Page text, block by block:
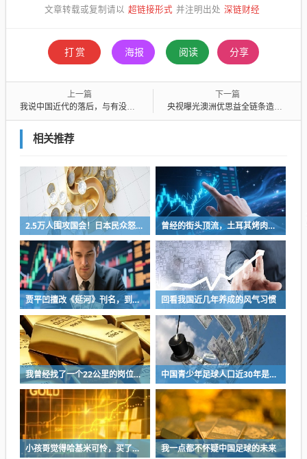
文章转载或复制请以 超链接形式 并注明出处 深链财经
打赏 海报 阅读 分享
上一篇
我说中国近代的落后，与有没有科学无关
下一篇
央视曝光澳洲优思益全链条造假系假洋牌 ……
相关推荐
2.5万人围攻国会！日本民众怒了：让她下台！ 曾经的街头顶流，土耳其烤肉为什么消失了？
贾平凹擅改《延河》刊名，到底错在哪里？这三点才是问题的关键 回看我国近几年养成的风气习惯
我曾经找了一个22公里的岗位，坚持了2个星期就坚持不下去了 中国青少年足球人口近30年是断崖式下降
小孩哥觉得哈基米可怜，买了火腿肠喂哈基米，结果哈基米直接叼走他的鹦鹉… 我一点都不怀疑中国足球的未来